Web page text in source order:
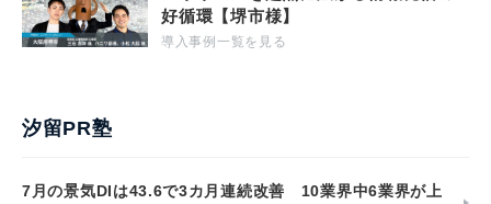
好循環【堺市様】
導入事例一覧を見る
汐留PR塾
7月の景気DIは43.6で3カ月連続改善 10業界中6業界が上